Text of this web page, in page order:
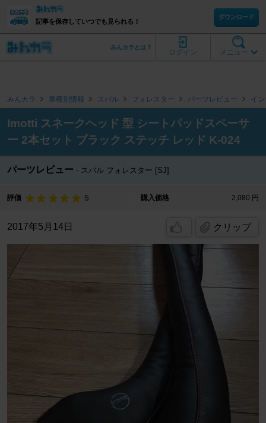
記事を保存していつでも見られる！
ダウンロード
メニュー
ログイン
みんカラとは？
みんカラ 車種別情報 スバル フォレスター パーツレビュー イ
Imotti スネークヘッド 型 シートパッドスペーサ
ー 2本セット ブラック ステッチ レッド K-024
パーツレビュー スバル フォレスター [SJ]
評価 5 購入価格 2,080 円
2017年5月14日 クリップ